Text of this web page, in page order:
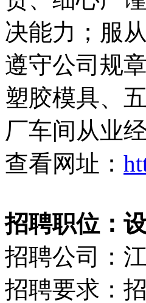
决能力；服
遵守公司规
塑胶模具、
厂车间从业
查看网址：
招聘职位：
招聘公司：
招聘要求：